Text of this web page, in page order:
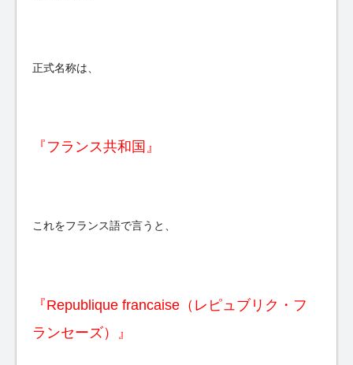
正式名称は、
『フランス共和国』
これをフランス語で言うと、
『Republique francaise（レピュブリク・フ
ランセーズ）』